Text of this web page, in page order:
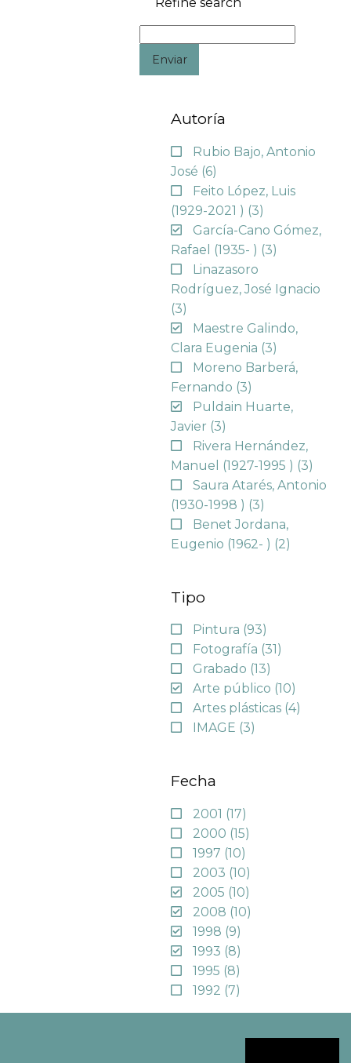
Enviar
Autoría
Rubio Bajo, Antonio
José (6)
Feito López, Luis
(1929-2021 ) (3)
García-Cano Gómez,
Rafael (1935- ) (3)
Linazasoro
Rodríguez, José Ignacio
(3)
Maestre Galindo,
Clara Eugenia (3)
Moreno Barberá,
Fernando (3)
Puldain Huarte,
Javier (3)
Rivera Hernández,
Manuel (1927-1995 ) (3)
Saura Atarés, Antonio
(1930-1998 ) (3)
Benet Jordana,
Eugenio (1962- ) (2)
Tipo
Pintura (93)
Fotografía (31)
Grabado (13)
Arte público (10)
Artes plásticas (4)
IMAGE (3)
Fecha
2001 (17)
2000 (15)
1997 (10)
2003 (10)
2005 (10)
2008 (10)
1998 (9)
1993 (8)
1995 (8)
1992 (7)